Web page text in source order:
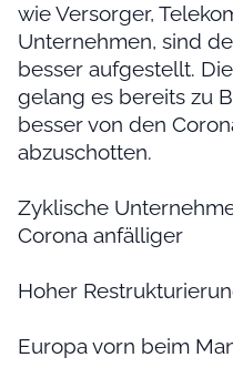
wie Versorger,
Unternehmen, sind
besser aufgestellt.
gelang es bereits zu
besser von den
abzuschotten.
Zyklische
Corona anfälliger
Hoher
Europa vorn beim